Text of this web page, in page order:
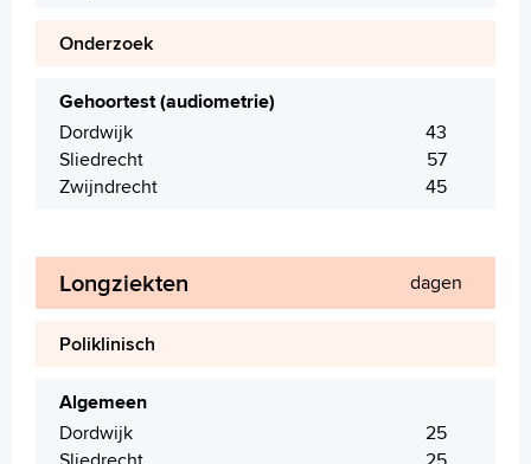
Onderzoek
Gehoortest (audiometrie)
Dordwijk
43
Sliedrecht
57
Zwijndrecht
45
Longziekten dagen
Poliklinisch
Algemeen
Dordwijk
25